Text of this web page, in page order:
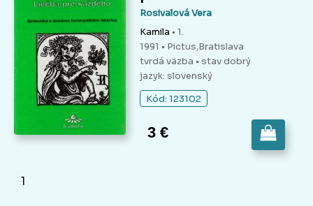
Rosivalová Vera
Kamila • 1.
1991 • Pictus,Bratislava
tvrdá väzba • stav dobrý
jazyk: slovenský
Kód: 123102
3 €
1